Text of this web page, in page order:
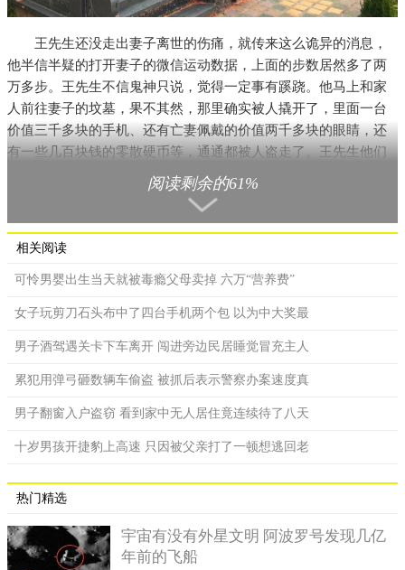
王先生还没走出妻子离世的伤痛，就传来这么诡异的消息，
他半信半疑的打开妻子的微信运动数据，上面的步数居然多了两
万多步。王先生不信鬼神只说，觉得一定事有蹊跷。他马上和家
人前往妻子的坟墓，果不其然，那里确实被人撬开了，里面一台
价值三千多块的手机、还有亡妻佩戴的价值两千多块的眼睛，还
有一些几百块钱的零散硬币等，通通都被人盗走了。王先生他们
一家人赶紧打电话报警了。
当地派出所接到王先生的报案后，方立涛警员马上来到现场
进行侦查，坟墓盖板显然有被人撬开迹象，并且附近还留了一些
石块，这种情况让方警官不由自主的想到了一个人。
就在2年前的九月份，桐庐附近一些村落连一接二的有村民向
派出所反映自家的墓地遭人偷盗，一度引起了民愤，3个月后，朱
阅读剩余的61%
相关阅读
可怜男婴出生当天就被毒瘾父母卖掉 六万“营养费”
女子玩剪刀石头布中了四台手机两个包 以为中大奖最
男子酒驾遇关卡下车离开 闯进旁边民居睡觉冒充主人
累犯用弹弓砸数辆车偷盗 被抓后表示警察办案速度真
男子翻窗入户盗窃 看到家中无人居住竟连续待了八天
十岁男孩开捷豹上高速 只因被父亲打了一顿想逃回老
热门精选
宇宙有没有外星文明 阿波罗号发现几亿
年前的飞船